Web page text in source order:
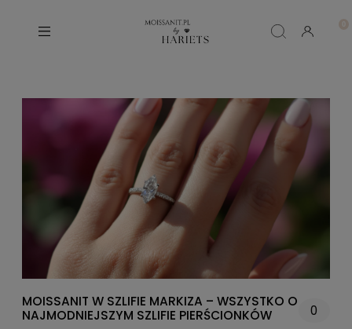
MOISSANIT W SZLIFIE MARKIZA – WSZYSTKO O
NAJMODNIEJSZYM SZLIFIE PIERŚCIONKÓW
0